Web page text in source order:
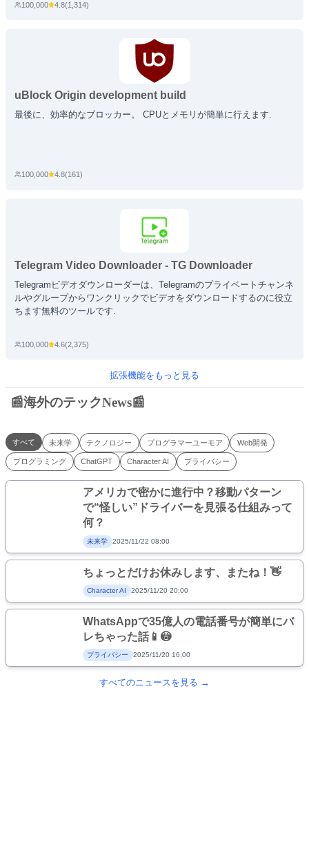
100,000 4.8(1,314)
uBlock Origin development build
最後に、効率的なブロッカー。 CPUとメモリが簡単に行えます.
100,000 4.8(161)
Telegram Video Downloader - TG Downloader
Telegramビデオダウンローダーは、Telegramのプライベートチャンネ
ルやグループからワンクリックでビデオをダウンロードするのに役立
ちます無料のツールです.
100,000 4.6(2,375)
拡張機能をもっと見る
📰海外のテックNews📰
すべて 未来学 テクノロジー プログラマーユーモア Web開発
プログラミング ChatGPT Character AI プライバシー
アメリカで密かに進行中？移動パターン
で“怪しい”ドライバーを見張る仕組みって
何？
未来学 2025/11/22 08:00
ちょっとだけお休みします、またね！👋
Character AI 2025/11/20 20:00
WhatsAppで35億人の電話番号が簡単にバ
レちゃった話📱😳
プライバシー 2025/11/20 16:00
すべてのニュースを見る →